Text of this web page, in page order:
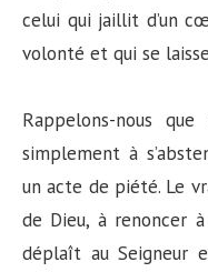
celui qui jaillit d’un
volonté et qui se
Rappelons-nous
simplement à
un acte de piété. Le
de Dieu, à renoncer
déplaît au Seigneur